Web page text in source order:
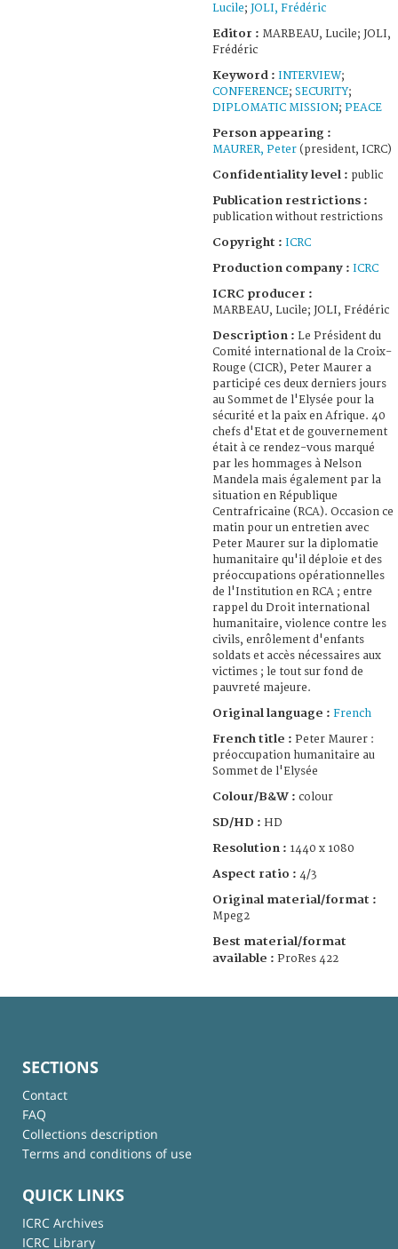
Lucile; JOLI, Frédéric
Editor : MARBEAU, Lucile; JOLI,
Frédéric
Keyword : INTERVIEW;
CONFERENCE; SECURITY;
DIPLOMATIC MISSION; PEACE
Person appearing :
MAURER, Peter (president, ICRC)
Confidentiality level : public
Publication restrictions :
publication without restrictions
Copyright : ICRC
Production company : ICRC
ICRC producer :
MARBEAU, Lucile; JOLI, Frédéric
Description : Le Président du
Comité international de la Croix-
Rouge (CICR), Peter Maurer a
participé ces deux derniers jours
au Sommet de l'Elysée pour la
sécurité et la paix en Afrique. 40
chefs d'Etat et de gouvernement
était à ce rendez-vous marqué
par les hommages à Nelson
Mandela mais également par la
situation en République
Centrafricaine (RCA). Occasion ce
matin pour un entretien avec
Peter Maurer sur la diplomatie
humanitaire qu'il déploie et des
préoccupations opérationnelles
de l'Institution en RCA ; entre
rappel du Droit international
humanitaire, violence contre les
civils, enrôlement d'enfants
soldats et accès nécessaires aux
victimes ; le tout sur fond de
pauvreté majeure.
Original language : French
French title : Peter Maurer :
préoccupation humanitaire au
Sommet de l'Elysée
Colour/B&W : colour
SD/HD : HD
Resolution : 1440 x 1080
Aspect ratio : 4/3
Original material/format :
Mpeg2
Best material/format
available : ProRes 422
SECTIONS
Contact
FAQ
Collections description
Terms and conditions of use
QUICK LINKS
ICRC Archives
ICRC Library